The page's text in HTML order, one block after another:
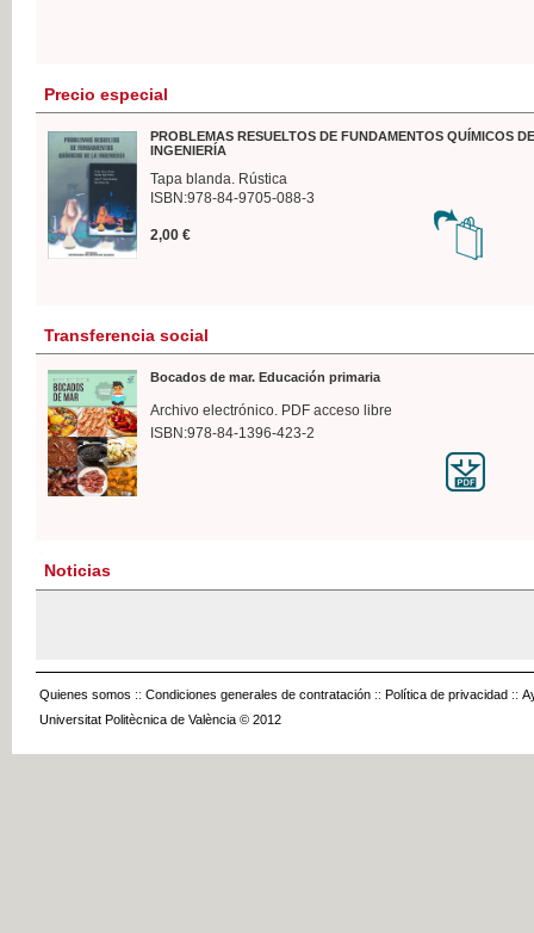
Precio especial
PROBLEMAS RESUELTOS DE FUNDAMENTOS QUÍMICOS
INGENIERÍA
Tapa blanda. Rústica
ISBN:978-84-9705-088-3
2,00 €
Transferencia social
Bocados de mar. Educación primaria
Archivo electrónico. PDF acceso libre
ISBN:978-84-1396-423-2
Noticias
Quienes somos :: Condiciones generales de contratación :: Política de privacidad ::
Universitat Politècnica de València © 2012